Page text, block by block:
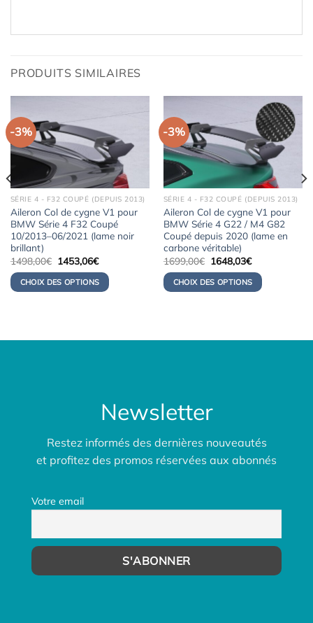
PRODUITS SIMILAIRES
-3%
SÉRIE 4 - F32 COUPÉ (DEPUIS 2013)
Aileron Col de cygne V1 pour
BMW Série 4 F32 Coupé
10/2013–06/2021 (lame noir
brillant)
1498,00€ Le
prix
initial
était :
1453,06€Le
actuel
est :
CHOIX DES OPTIONS
-3%
SÉRIE 4 - F32 COUPÉ (DEPUIS 2013)
Aileron Col de cygne V1 pour
BMW Série 4 G22 / M4 G82
Coupé depuis 2020 (lame en
carbone véritable)
1699,00€ Le
prix
initial
était :
1648,03€Le
actuel
est :
CHOIX DES OPTIONS
Newsletter
Restez informés des dernières nouveautés
et profitez des promos réservées aux abonnés
Votre email